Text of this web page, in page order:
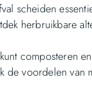
scheiden
herbruikbare
composteren
de voordelen van